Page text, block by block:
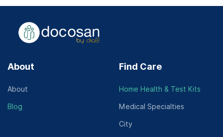
About
About
Blog
Find Care
Home Health & Test Kits
Medical Specialties
City